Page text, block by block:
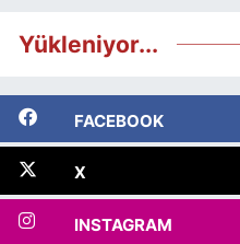
Yükleniyor...
FACEBOOK
X
INSTAGRAM